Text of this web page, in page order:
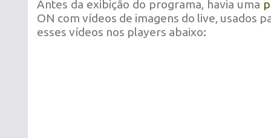
Antes da exibição do programa, havia uma
ON com vídeos de imagens do live, usados
esses vídeos nos players abaixo: